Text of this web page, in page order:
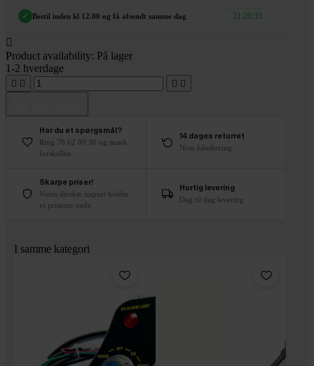
✓ Bestil inden kl 12.00 og få afsendt samme dag 21:20:34

Product availability: På lager
1-2 hverdage
   
Har du et spørgsmål?
Ring 76 62 00 36 og mærk
forskellen.
14 dages returret
Nem håndtering
Skarpe priser!
Vores direkte import holder
vi priserne nede.
Hurtig levering
Dag til dag levering
I samme kategori